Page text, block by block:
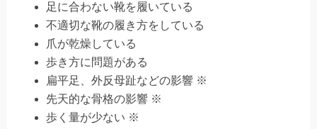
足に合わない靴を履いている
不適切な靴の履き方をしている
爪が乾燥している
歩き方に問題がある
扁平足、外反母趾などの影響 ※
先天的な骨格の影響 ※
歩く量が少ない ※